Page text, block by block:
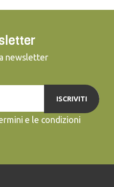
newsletter
ISCRIVITI
e le condizioni